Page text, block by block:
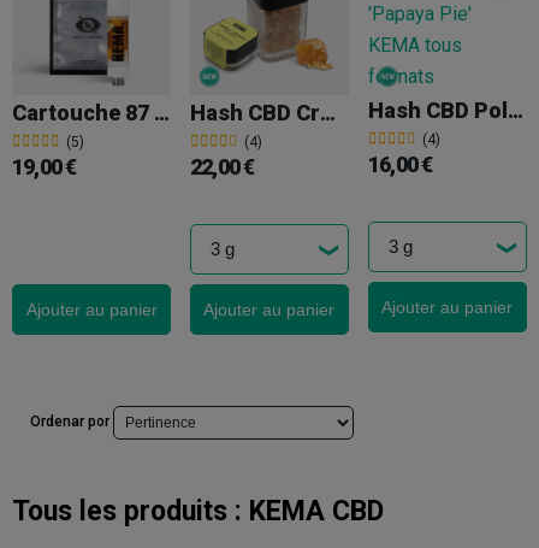
Cartouche 87 % CBD KEMA 'Amnesia Haze'
(5)
19,00 €
Ajouter au panier
Hash CBD Crumble 'Honey Peach' KEMA
(4)
22,00 €
Ajouter au panier
Hash CBD Pollen Blond Sec 'Papaya Pie' KEMA
(4)
16,00 €
Ajouter au panier
Ordenar por
Tous les produits : KEMA CBD